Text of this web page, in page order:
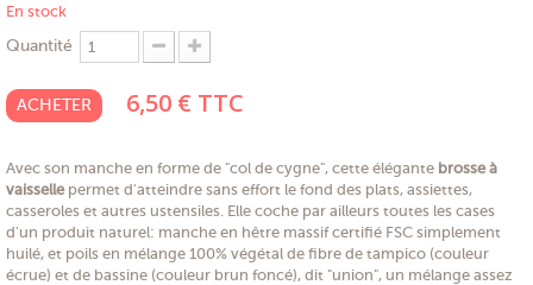
SLOW E-SHOP
LE SHOWROOM
(2 avis)
En stock
Quantité
ACHETER 6,50 € TTC
Avec son manche en forme de "col de cygne", cette élégante brosse à
vaisselle permet d'atteindre sans effort le fond des plats, assiettes,
casseroles et autres ustensiles. Elle coche par ailleurs toutes les cases
d'un produit naturel: manche en hêtre massif certifié FSC simplement
huilé, et poils en mélange 100% végétal de fibre de tampico (couleur
écrue) et de bassine (couleur brun foncé), dit "union", un mélange assez